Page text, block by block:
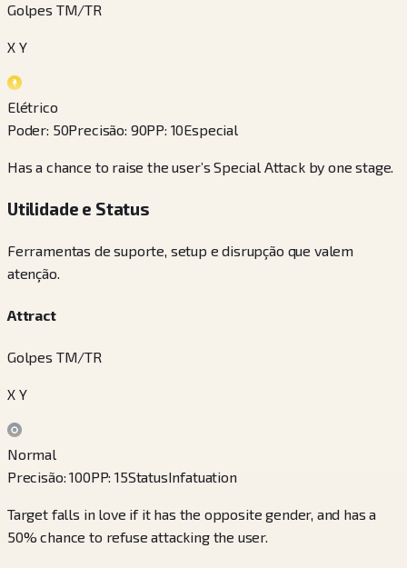
Golpes TM/TR
X Y
Elétrico
Poder: 50Precisão: 90PP: 10Especial
Has a chance to raise the user’s Special Attack by one stage.
Utilidade e Status
Ferramentas de suporte, setup e disrupção que valem
atenção.
Attract
Golpes TM/TR
X Y
Normal
Precisão:100PP:15StatusInfatuation
Target falls in love if it has the opposite gender, and has a
50% chance to refuse attacking the user.